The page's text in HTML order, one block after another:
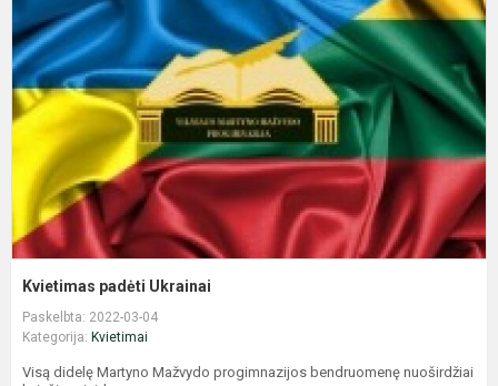
Kvietimas padėti Ukrainai
Paskelbta: 2022-03-04
Kategorija: Kvietimai
Visą didelę Martyno Mažvydo progimnazijos bendruomenę nuoširdžiai